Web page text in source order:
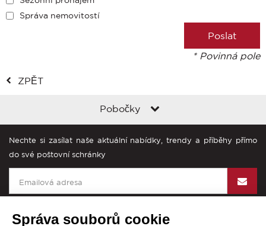
Správa nemovitostí
* Povinná pole
ZPĚT
Pobočky
Nechte si zasílat naše aktuální nabídky, trendy a příběhy přímo
do své poštovní schránky
Správa souborů cookie